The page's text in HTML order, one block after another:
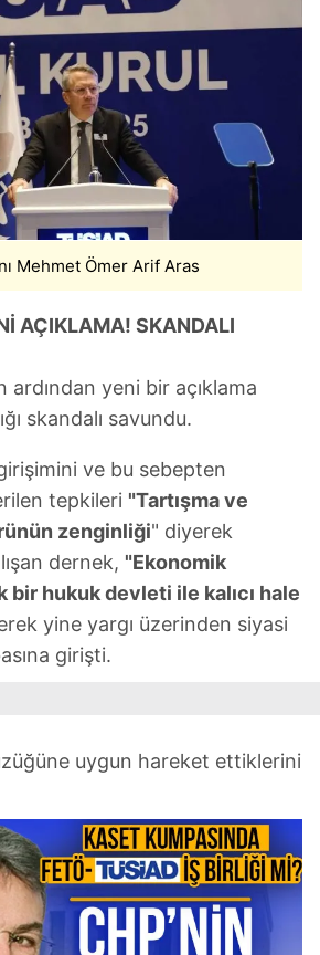
Mehmet Ömer Arif Aras
AÇIKLAMA! SKANDALI
ardından yeni bir açıklama
skandalı savundu.
ve bu sebepten
tepkileri "Tartışma ve
zenginliği" diyerek
dernek, "Ekonomik
bir hukuk devleti ile kalıcı hale
yine yargı üzerinden siyasi
girişti.
uygun hareket ettiklerini